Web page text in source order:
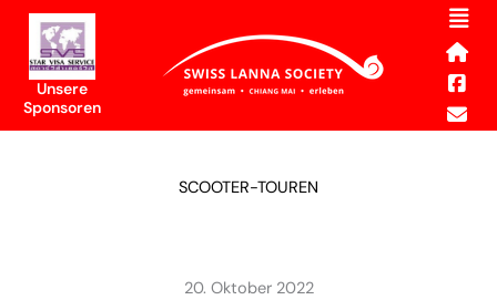
Skip
content
Unsere
Sponsoren
SCOOTER-TOUREN
20. Oktober 2022